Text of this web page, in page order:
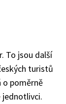
To jsou další
turistů
o poměrně
jednotlivci.